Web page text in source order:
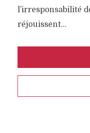
l’irresponsabilité
réjouissent...